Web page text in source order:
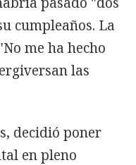
cumpleaños. La
me ha hecho
las
decidió poner
en pleno